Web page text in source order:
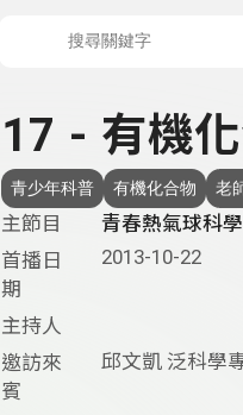
17 - 有機
青少年科普 有機化合物 老
主節目
青春熱氣球科
首播日
期
2013-10-22
主持人
邀訪來
賓
邱文凱 泛科學